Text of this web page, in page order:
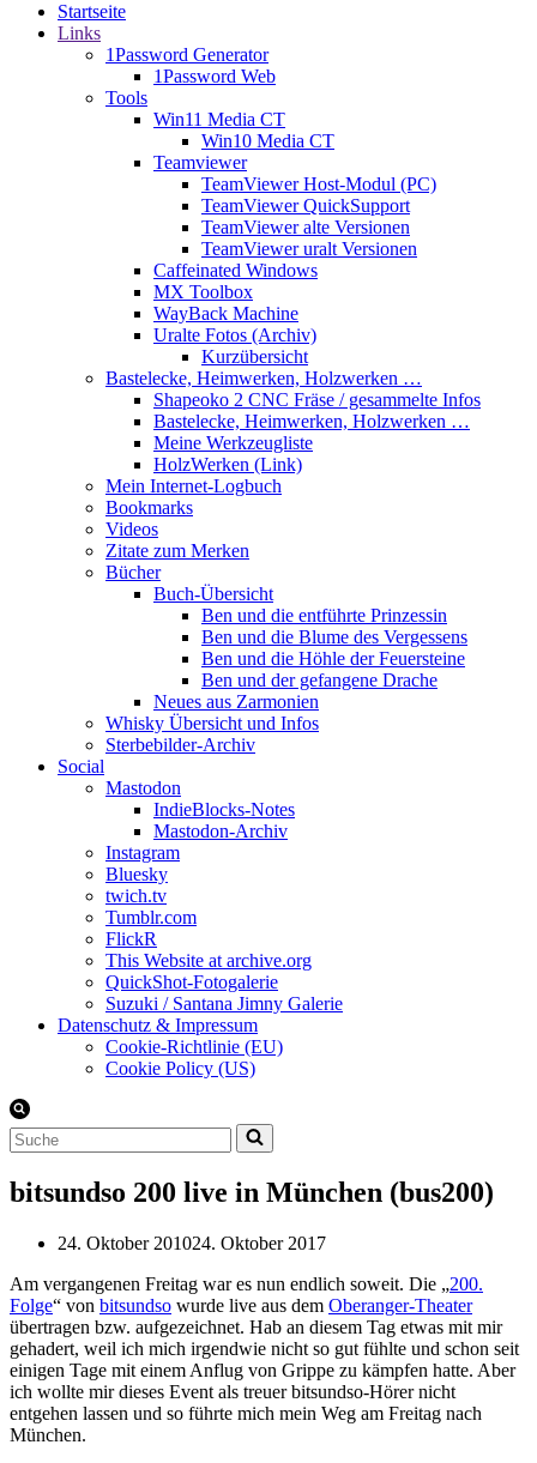
Startseite
Links
1Password Generator
1Password Web
Tools
Win11 Media CT
Win10 Media CT
Teamviewer
TeamViewer Host-Modul (PC)
TeamViewer QuickSupport
TeamViewer alte Versionen
TeamViewer uralt Versionen
Caffeinated Windows
MX Toolbox
WayBack Machine
Uralte Fotos (Archiv)
Kurzübersicht
Bastelecke, Heimwerken, Holzwerken …
Shapeoko 2 CNC Fräse / gesammelte Infos
Bastelecke, Heimwerken, Holzwerken …
Meine Werkzeugliste
HolzWerken (Link)
Mein Internet-Logbuch
Bookmarks
Videos
Zitate zum Merken
Bücher
Buch-Übersicht
Ben und die entführte Prinzessin
Ben und die Blume des Vergessens
Ben und die Höhle der Feuersteine
Ben und der gefangene Drache
Neues aus Zarmonien
Whisky Übersicht und Infos
Sterbebilder-Archiv
Social
Mastodon
IndieBlocks-Notes
Mastodon-Archiv
Instagram
Bluesky
twich.tv
Tumblr.com
FlickR
This Website at archive.org
QuickShot-Fotogalerie
Suzuki / Santana Jimny Galerie
Datenschutz & Impressum
Cookie-Richtlinie (EU)
Cookie Policy (US)
Suchen
nach …
bitsundso 200 live in München (bus200)
24. Oktober 201024. Oktober 2017
Am vergangenen Freitag war es nun endlich soweit. Die „200.
Folge“ von bitsundso wurde live aus dem Oberanger-Theater
übertragen bzw. aufgezeichnet. Hab an diesem Tag etwas mit mir
gehadert, weil ich mich irgendwie nicht so gut fühlte und schon seit
einigen Tage mit einem Anflug von Grippe zu kämpfen hatte. Aber
ich wollte mir dieses Event als treuer bitsundso-Hörer nicht
entgehen lassen und so führte mich mein Weg am Freitag nach
München.